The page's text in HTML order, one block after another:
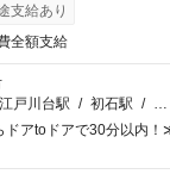
支給あり
全額支給
江戸川台駅 / 初石駅 / …
アtoドアで30分以内